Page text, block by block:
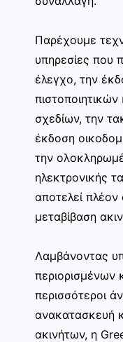
Παρέχουμε
υπηρεσίες που
έλεγχο, την
σχεδίων, την
έκδοση
την
ηλεκτρονικής
αποτελεί πλέον
μεταβίβαση
Λαμβάνοντας
περιορισμένων
περισσότεροι
ανακατασκευή
ακινήτων, η